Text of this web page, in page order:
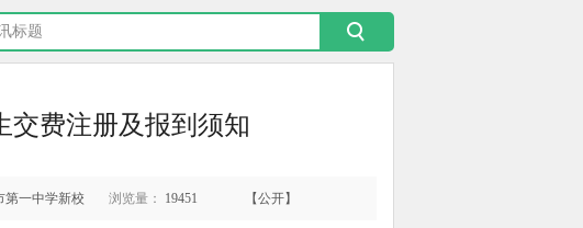
交费注册及报到须知
第一中学新校 浏览量： 19451 【公开】